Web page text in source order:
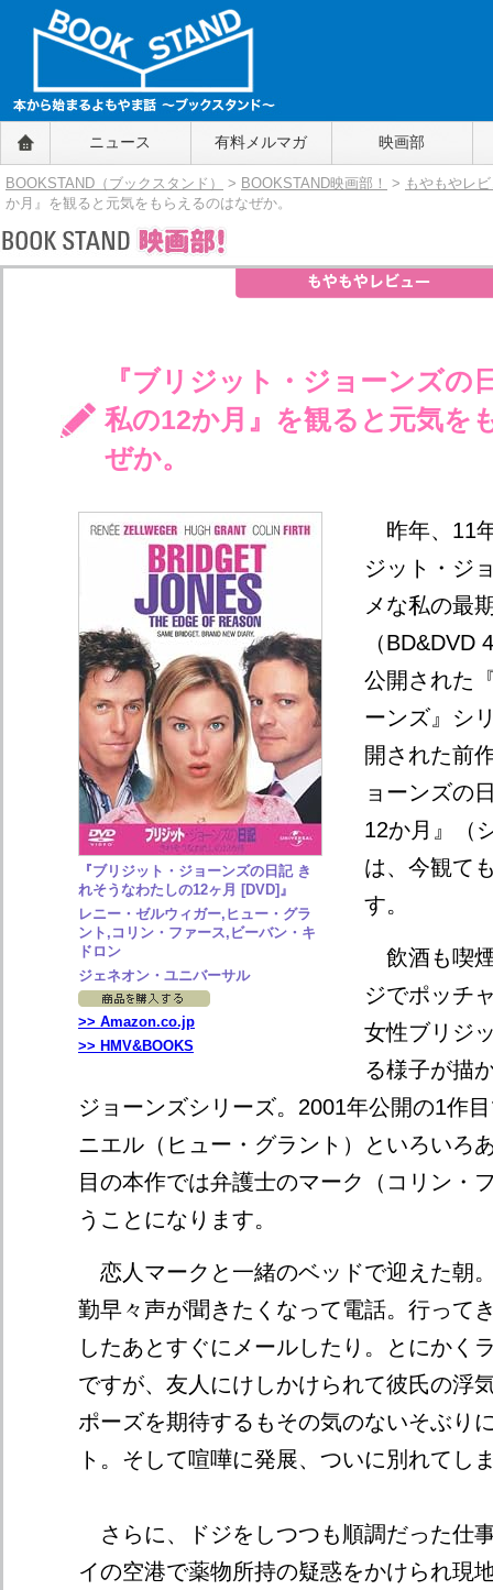
BOOKSTAND（ブックスタンド）
～本から始まるよもやま話～
BOOKSTAND（ブ
ックスタンド）
ニュース 有料メルマガ 映画部
BOOKSTAND（ブックスタンド） > BOOKSTAND映画部！ > もやもやレ
か月』を観ると元気をもらえるのはなぜか。
『ブリジット・ジョーンズの
私の12か月』を観ると元気を
ぜか。
『ブリジット・ジョーンズの日記 き
れそうなわたしの12ヶ月 [DVD]』
レニー・ゼルウィガー,ヒュー・グラ
ント,コリン・ファース,ビーバン・キ
ドロン
ジェネオン・ユニバーサル
>> Amazon.co.jp
>> HMV&BOOKS
昨年、11
ジット・ジ
メな私の最
（BD&DVD
公開された
ーンズ』シ
開された前
ョーンズの
12か月』（
は、今観て
す。
飲酒も喫
ジでポッチ
女性ブリジ
る様子が描
ジョーンズシリーズ。2001年公開の1作
ニエル（ヒュー・グラント）といろいろ
目の本作では弁護士のマーク（コリン・
うことになります。
恋人マークと一緒のベッドで迎えた朝
勤早々声が聞きたくなって電話。行って
したあとすぐにメールしたり。とにかく
ですが、友人にけしかけられて彼氏の浮
ポーズを期待するもその気のないそぶり
ト。そして喧嘩に発展、ついに別れてし
さらに、ドジをしつつも順調だった仕
イの空港で薬物所持の疑惑をかけられ現